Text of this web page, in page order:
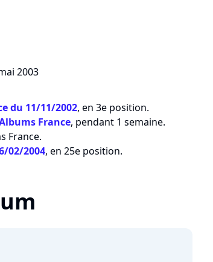
2003
du 11/11/2002, en 3e position.
France, pendant 1 semaine.
France.
02/2004, en 25e position.